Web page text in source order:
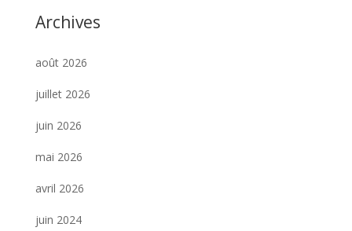
Archives
août 2026
juillet 2026
juin 2026
mai 2026
avril 2026
juin 2024